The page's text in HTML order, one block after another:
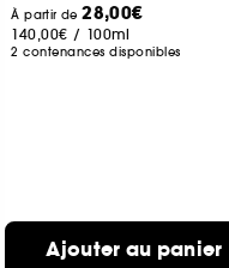
À partir de28,00€
140,00€ / 100ml
2 contenances disponibles
Ajouter au panier